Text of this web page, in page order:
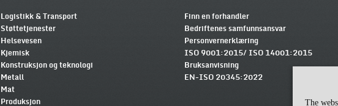
The
Logistikk & Transport
Støttetjenester
Helsevesen
Kjemisk
Konstruksjon og teknologi
Metall
Mat
Produksjon
Finn en forhandler
Bedriftenes samfunnsansvar
Personvernerklæring
ISO 9001:2015/ ISO 14001:2015
Bruksanvisning
EN-ISO 20345:2022